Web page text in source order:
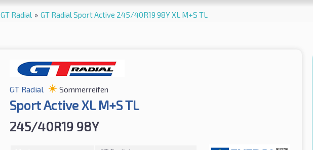
GT Radial » GT Radial Sport Active 245/40R19 98Y XL M+S TL
GT Radial Sommerreifen
Sport Active XL M+S TL
245/40R19 98Y